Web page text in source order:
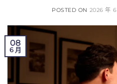
POSTED ON 2026 年
08
6 月